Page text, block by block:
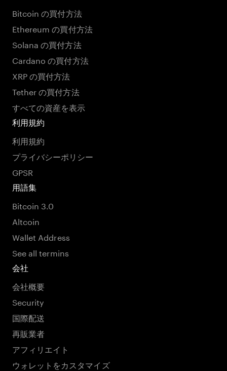
Bitcoin の買付方法
Ethereum の買付方法
Solana の買付方法
Cardano の買付方法
XRP の買付方法
Tether の買付方法
すべての資産を表示
利用規約
利用規約
プライバシーポリシー
GPSR
用語集
Bitcoin 3.0
Altcoin
Wallet Address
See all termins
会社
会社概要
Security
国際配送
再販業者
アフィリエイト
ウォレットをカスタマイズ